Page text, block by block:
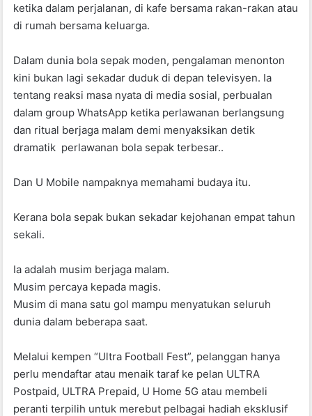
ketika dalam perjalanan, di kafe bersama rakan-rakan atau
di rumah bersama keluarga.
Dalam dunia bola sepak moden, pengalaman menonton
kini bukan lagi sekadar duduk di depan televisyen. Ia
tentang reaksi masa nyata di media sosial, perbualan
dalam group WhatsApp ketika perlawanan berlangsung
dan ritual berjaga malam demi menyaksikan detik
dramatik perlawanan bola sepak terbesar..
Dan U Mobile nampaknya memahami budaya itu.
Kerana bola sepak bukan sekadar kejohanan empat tahun
sekali.
Ia adalah musim berjaga malam.
Musim percaya kepada magis.
Musim di mana satu gol mampu menyatukan seluruh
dunia dalam beberapa saat.
Melalui kempen “Ultra Football Fest”, pelanggan hanya
perlu mendaftar atau menaik taraf ke pelan ULTRA
Postpaid, ULTRA Prepaid, U Home 5G atau membeli
peranti terpilih untuk merebut pelbagai hadiah eksklusif